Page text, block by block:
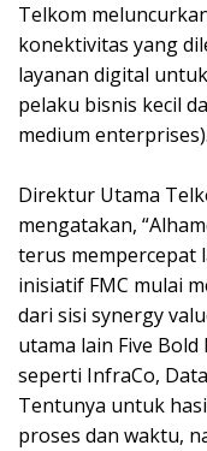
Telkom
konektivitas yang
layanan digital
pelaku bisnis kecil
medium enterprises).
Direktur Utama
mengatakan,
terus mempercepat
inisiatif FMC mulai
dari sisi synergy
utama lain Five
seperti InfraCo,
Tentunya untuk
proses dan waktu,